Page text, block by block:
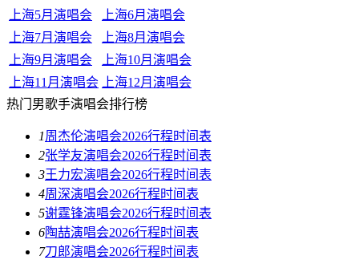
上海5月演唱会
上海6月演唱会
上海7月演唱会
上海8月演唱会
上海9月演唱会
上海10月演唱会
上海11月演唱会
上海12月演唱会
热门男歌手演唱会排行榜
1周杰伦演唱会2026行程时间表
2张学友演唱会2026行程时间表
3王力宏演唱会2026行程时间表
4周深演唱会2026行程时间表
5谢霆锋演唱会2026行程时间表
6陶喆演唱会2026行程时间表
7刀郎演唱会2026行程时间表